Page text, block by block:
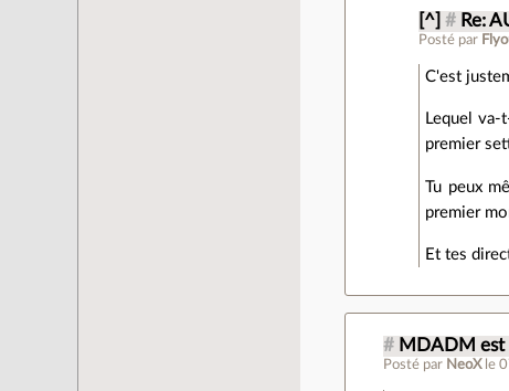
[^] # Re:
Posté par
C'est
Lequel va-
premier
Tu peux
premier
Et tes
# MDADM est
Posté par NeoX le